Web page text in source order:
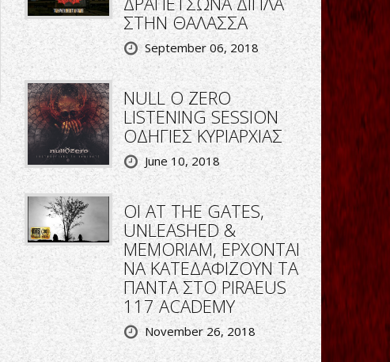
ΣΤΗΝ ΘΑΛΑΣΣΑ
September 06, 2018
NULL O ZERO
LISTENING SESSION
ΟΔΗΓΙΕΣ ΚΥΡΙΑΡΧΙΑΣ
June 10, 2018
ΟΙ AT THE GATES,
UNLEASHED &
MEMORIAM, ΕΡΧΟΝΤΑΙ
ΝΑ ΚΑΤΕΔΑΦΙΖΟΥΝ ΤΑ
ΠΑΝΤΑ ΣΤΟ PIRAEUS
117 ACADEMY
November 26, 2018